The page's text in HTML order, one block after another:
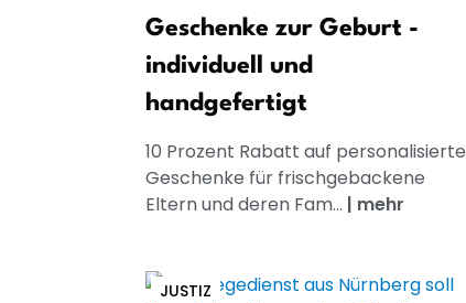
Geschenke zur Geburt -
individuell und
handgefertigt
10 Prozent Rabatt auf personalisierte
Geschenke für frischgebackene
Eltern und deren Fam... | mehr
JUSTIZ